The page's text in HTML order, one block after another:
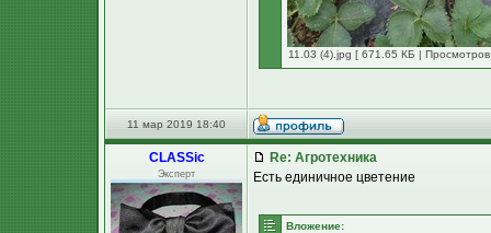
11.03 (4).jpg [ 671.65 КБ |
11 мар 2019 18:40
CLASSic
Эксперт
Re: Агротехника
Есть единичное цветение
Вложение: